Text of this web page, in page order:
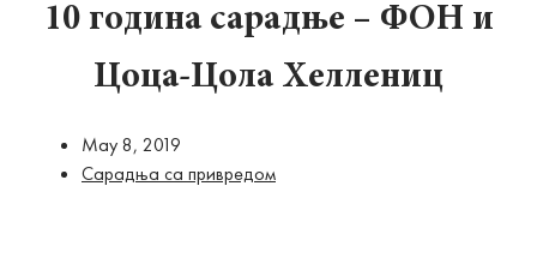
10 година сарадње – ФОН и
Цоца-Цола Хеллениц
Маy 8, 2019
Сарадња са привредом